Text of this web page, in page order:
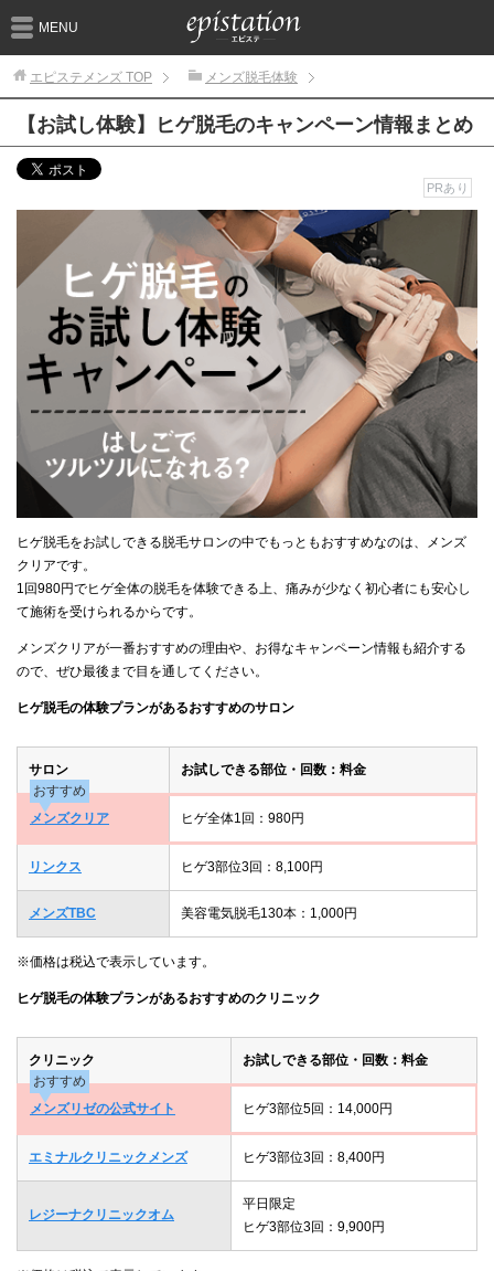
MENU
エピステメンズ TOP メンズ脱毛体験
【お試し体験】ヒゲ脱毛のキャンペーン情報まとめ
PRあり
ヒゲ脱毛をお試しできる脱毛サロンの中でもっともおすすめなのは、メンズ
クリアです。
1回980円でヒゲ全体の脱毛を体験できる上、痛みが少なく初心者にも安心し
て施術を受けられるからです。
メンズクリアが一番おすすめの理由や、お得なキャンペーン情報も紹介する
ので、ぜひ最後まで目を通してください。
ヒゲ脱毛の体験プランがあるおすすめのサロン
サロン
お試しできる部位・回数：料金
おすすめ
メンズクリア
ヒゲ全体1回：980円
リンクス ヒゲ3部位3回：8,100円
メンズTBC 美容電気脱毛130本：1,000円
※価格は税込で表示しています。
ヒゲ脱毛の体験プランがあるおすすめのクリニック
クリニック
お試しできる部位・回数：料金
おすすめ
メンズリゼの公式サイト
ヒゲ3部位5回：14,000円
エミナルクリニックメンズ ヒゲ3部位3回：8,400円
レジーナクリニックオム
平日限定
ヒゲ3部位3回：9,900円